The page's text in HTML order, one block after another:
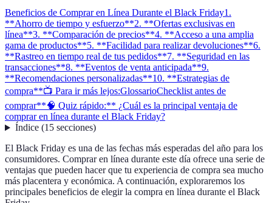
Beneficios de Comprar en Línea Durante el Black Friday1.
**Ahorro de tiempo y esfuerzo**2. **Ofertas exclusivas en
línea**3. **Comparación de precios**4. **Acceso a una amplia
gama de productos**5. **Facilidad para realizar devoluciones**6.
**Rastreo en tiempo real de tus pedidos**7. **Seguridad en las
transacciones**8. **Eventos de venta anticipada**9.
**Recomendaciones personalizadas**10. **Estrategias de
compra**📺 Para ir más lejos:GlossarioChecklist antes de
comprar**🧠 Quiz rápido:** ¿Cuál es la principal ventaja de
comprar en línea durante el Black Friday?
Índice(15 secciones)
El Black Friday es una de las fechas más esperadas del año para los
consumidores. Comprar en línea durante este día ofrece una serie de
ventajas que pueden hacer que tu experiencia de compra sea mucho
más placentera y económica. A continuación, exploraremos los
principales beneficios de elegir la compra en línea durante el Black